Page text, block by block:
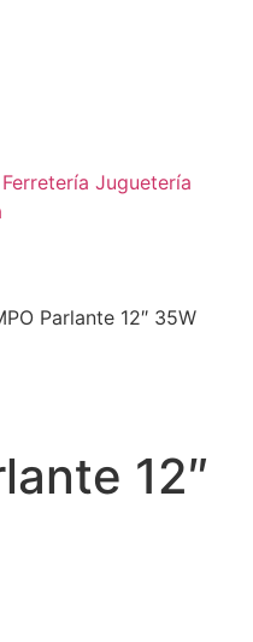
Ferretería Juguetería
Parlante 12″ 35W
12″